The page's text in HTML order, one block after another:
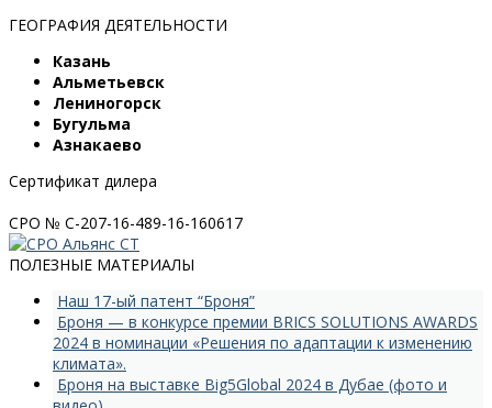
ГЕОГРАФИЯ ДЕЯТЕЛЬНОСТИ
Казань
Альметьевск
Лениногорск
Бугульма
Азнакаево
Сертификат дилера
СРО № С-207-16-489-16-160617
ПОЛЕЗНЫЕ МАТЕРИАЛЫ
Наш 17-ый патент “Броня”
Броня — в конкурсе премии BRICS SOLUTIONS AWARDS
2024 в номинации «Решения по адаптации к изменению
климата».
Броня на выставке Big5Global 2024 в Дубае (фото и